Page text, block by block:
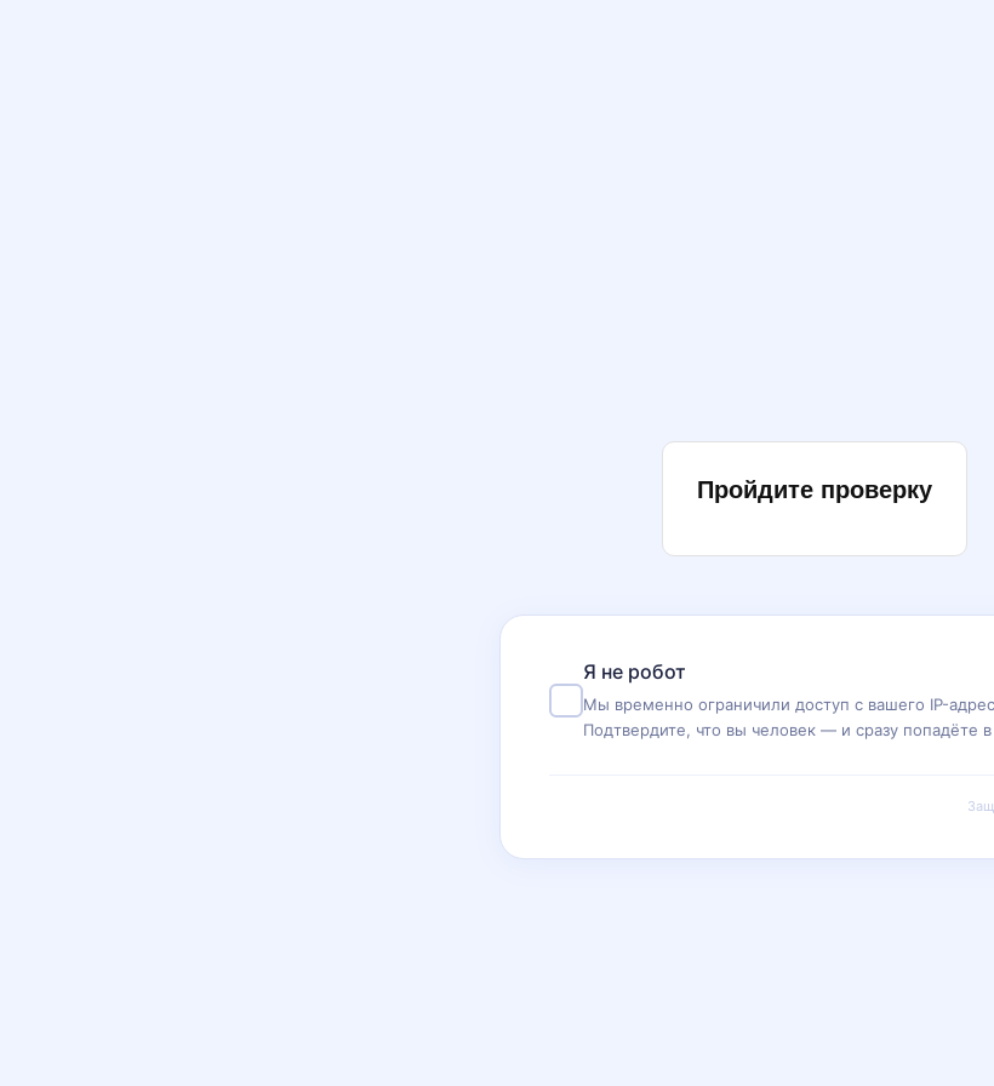
Пройдите проверку
Я не робот
Мы временно ограничили доступ с вашего IP-
Подтвердите, что вы человек — и сразу попадёте в